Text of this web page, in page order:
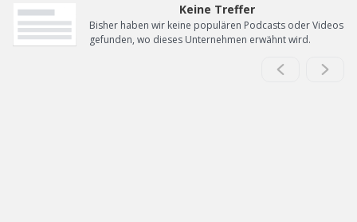
Keine Treffer
Bisher haben wir keine populären Podcasts oder Videos
gefunden, wo dieses Unternehmen erwähnt wird.